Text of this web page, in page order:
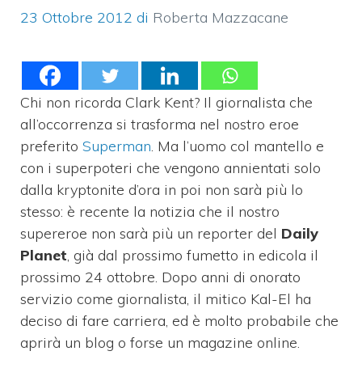
23 Ottobre 2012 di Roberta Mazzacane
Chi non ricorda Clark Kent? Il giornalista che
all’occorrenza si trasforma nel nostro eroe
preferito Superman. Ma l’uomo col mantello e
con i superpoteri che vengono annientati solo
dalla kryptonite d’ora in poi non sarà più lo
stesso: è recente la notizia che il nostro
supereroe non sarà più un reporter del Daily
Planet, già dal prossimo fumetto in edicola il
prossimo 24 ottobre. Dopo anni di onorato
servizio come giornalista, il mitico Kal-El ha
deciso di fare carriera, ed è molto probabile che
aprirà un blog o forse un magazine online.